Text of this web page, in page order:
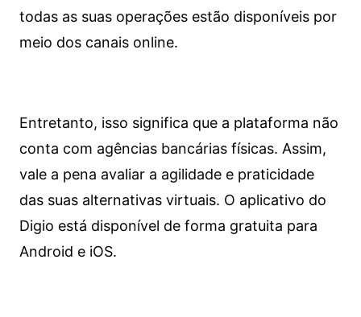
todas as suas operações estão disponíveis por
meio dos canais online.
Entretanto, isso significa que a plataforma não
conta com agências bancárias físicas. Assim,
vale a pena avaliar a agilidade e praticidade
das suas alternativas virtuais. O aplicativo do
Digio está disponível de forma gratuita para
Android e iOS.